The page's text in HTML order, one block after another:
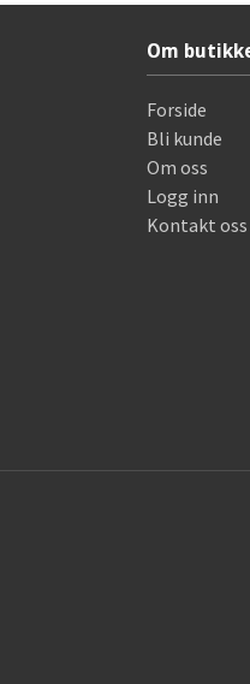
Om
Forside
Bli kunde
Om oss
Logg inn
Kontakt oss